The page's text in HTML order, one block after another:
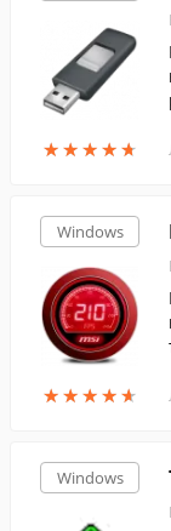
★★★★★
★★★★★
Windows
★★★★★
★★★★★
Windows